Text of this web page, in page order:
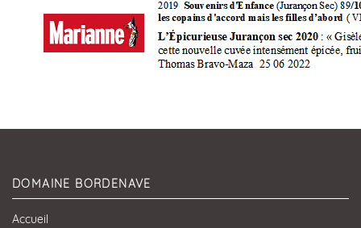
DOMAINE BORDENAVE
Accueil